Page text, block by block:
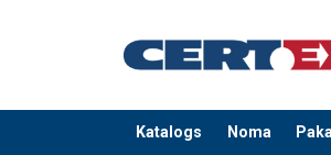
Katalogs Noma
Standarts:
Klase: